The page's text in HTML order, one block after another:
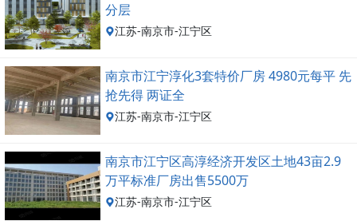
分层
江苏-南京市-江宁区
南京市江宁淳化3套特价厂房 4980元每平 先
抢先得 两证全
江苏-南京市-江宁区
南京市江宁区高淳经济开发区土地43亩2.9
万平标准厂房出售5500万
江苏-南京市-江宁区